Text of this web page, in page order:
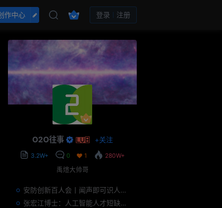
作中心 登录 注册
O2O往事 +关注
3.2W+ 0 1
280W+
禹煊大帅哥
安防创新百人会丨闻声即可识人，虚拟诈骗的克星——声纹识别
张宏江博士：人工智能人才短缺是世界性问题